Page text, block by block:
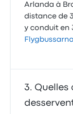
Arlanda à
distance de
y conduit en
Quelles